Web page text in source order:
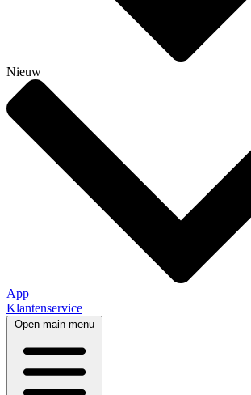
Nieuw
App
Klantenservice
Open main menu